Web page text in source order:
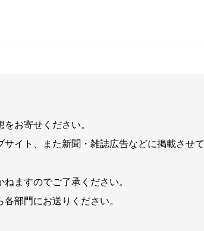
お寄せください。
イト、また新聞・雑誌広告などに掲載させて
ますのでご了承ください。
各部門にお送りください。